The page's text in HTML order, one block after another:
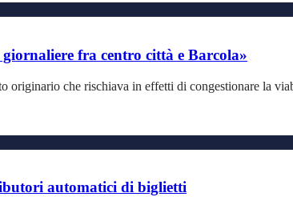
fra centro città e Barcola»
che rischiava in effetti di congestionare la
automatici di biglietti